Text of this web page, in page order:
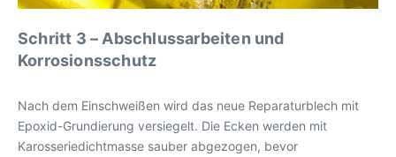
Schritt 3 – Abschlussarbeiten und
Korrosionsschutz
Nach dem Einschweißen wird das neue Reparaturblech mit
Epoxid-Grundierung versiegelt. Die Ecken werden mit
Karosseriedichtmasse sauber abgezogen, bevor